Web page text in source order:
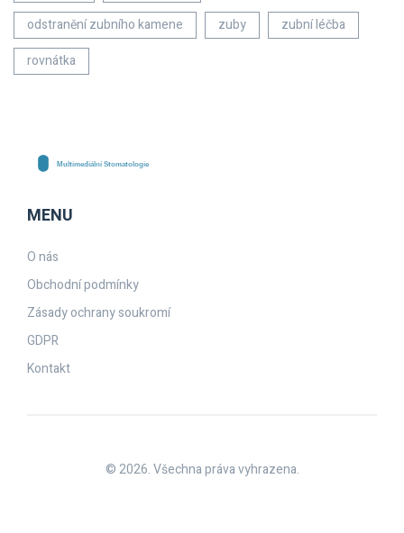
odstranění zubního kamene
zuby
zubní léčba
rovnátka
MENU
O nás
Obchodní podmínky
Zásady ochrany soukromí
GDPR
Kontakt
© 2026. Všechna práva vyhrazena.